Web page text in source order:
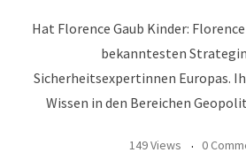
Hat Florence Gaub Kinder:
bekanntesten
Sicherheitsexpertinnen Europas.
Wissen in den Bereichen
149 Views 0